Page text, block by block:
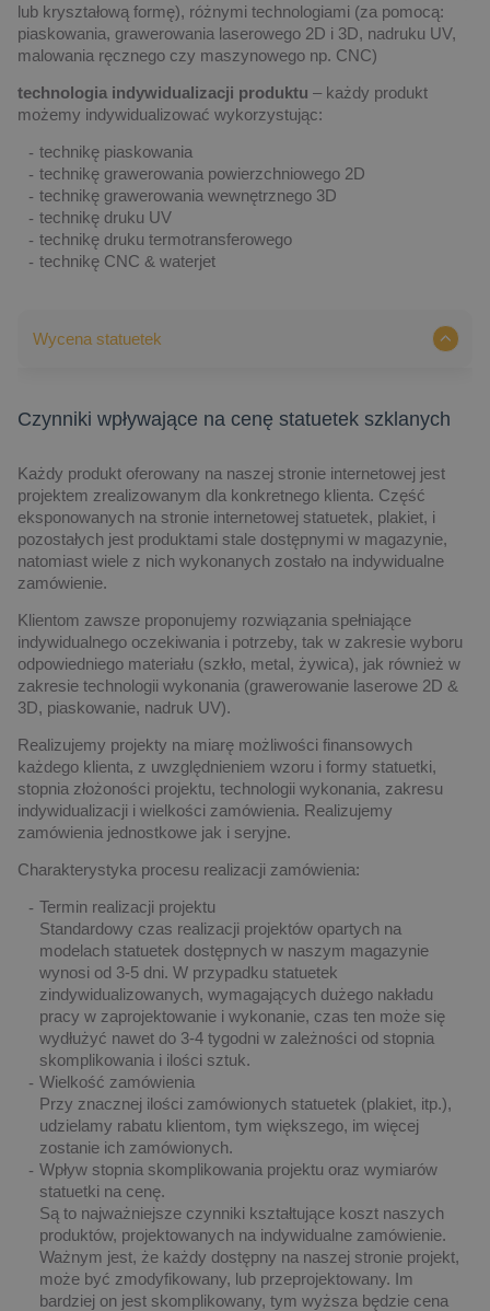
lub kryształową formę), różnymi technologiami (za pomocą:
piaskowania, grawerowania laserowego 2D i 3D, nadruku UV,
malowania ręcznego czy maszynowego np. CNC)
technologia indywidualizacji produktu – każdy produkt
możemy indywidualizować wykorzystując:
technikę piaskowania
technikę grawerowania powierzchniowego 2D
technikę grawerowania wewnętrznego 3D
technikę druku UV
technikę druku termotransferowego
technikę CNC & waterjet
Wycena statuetek
Czynniki wpływające na cenę statuetek szklanych
Każdy produkt oferowany na naszej stronie internetowej jest
projektem zrealizowanym dla konkretnego klienta. Część
eksponowanych na stronie internetowej statuetek, plakiet, i
pozostałych jest produktami stale dostępnymi w magazynie,
natomiast wiele z nich wykonanych zostało na indywidualne
zamówienie.
Klientom zawsze proponujemy rozwiązania spełniające
indywidualnego oczekiwania i potrzeby, tak w zakresie wyboru
odpowiedniego materiału (szkło, metal, żywica), jak również w
zakresie technologii wykonania (grawerowanie laserowe 2D &
3D, piaskowanie, nadruk UV).
Realizujemy projekty na miarę możliwości finansowych
każdego klienta, z uwzględnieniem wzoru i formy statuetki,
stopnia złożoności projektu, technologii wykonania, zakresu
indywidualizacji i wielkości zamówienia. Realizujemy
zamówienia jednostkowe jak i seryjne.
Charakterystyka procesu realizacji zamówienia:
Termin realizacji projektu
Standardowy czas realizacji projektów opartych na
modelach statuetek dostępnych w naszym magazynie
wynosi od 3-5 dni. W przypadku statuetek
zindywidualizowanych, wymagających dużego nakładu
pracy w zaprojektowanie i wykonanie, czas ten może się
wydłużyć nawet do 3-4 tygodni w zależności od stopnia
skomplikowania i ilości sztuk.
Wielkość zamówienia
Przy znacznej ilości zamówionych statuetek (plakiet, itp.),
udzielamy rabatu klientom, tym większego, im więcej
zostanie ich zamówionych.
Wpływ stopnia skomplikowania projektu oraz wymiarów
statuetki na cenę.
Są to najważniejsze czynniki kształtujące koszt naszych
produktów, projektowanych na indywidualne zamówienie.
Ważnym jest, że każdy dostępny na naszej stronie projekt,
może być zmodyfikowany, lub przeprojektowany. Im
bardziej on jest skomplikowany, tym wyższa będzie cena